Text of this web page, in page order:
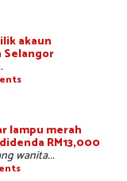
akaun
Selangor
lampu merah
RM13,000
wanita...